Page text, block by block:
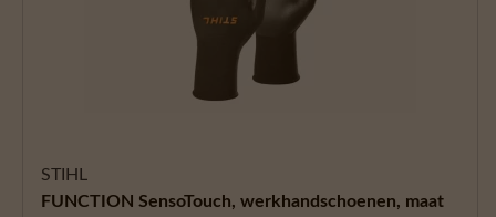
STIHL
FUNCTION SensoTouch, werkhandschoenen, maat